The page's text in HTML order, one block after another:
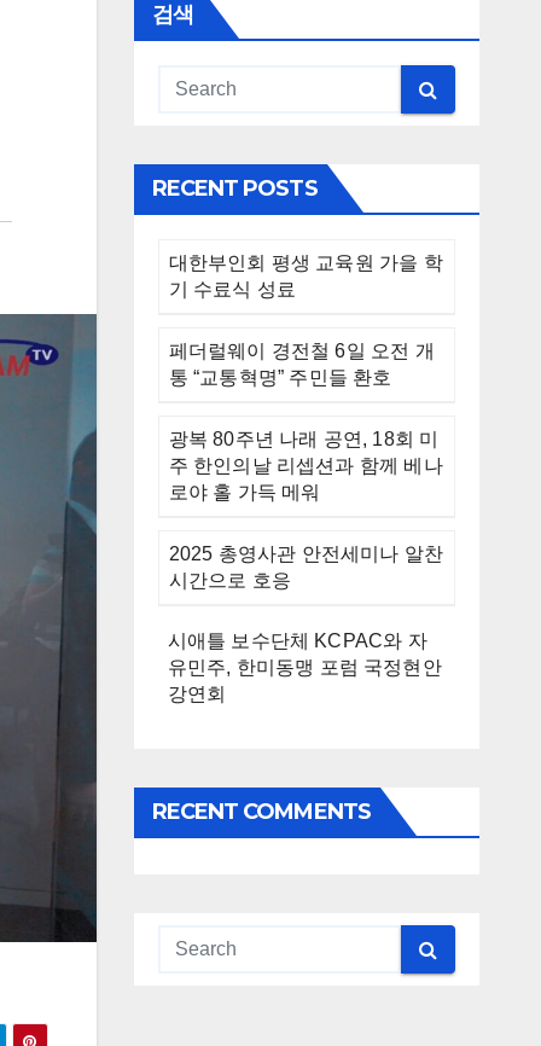
검색
RECENT POSTS
대한부인회 평생 교육원 가을 학
기 수료식 성료
페더럴웨이 경전철 6일 오전 개
통 “교통혁명” 주민들 환호
광복 80주년 나래 공연, 18회 미
주 한인의날 리셉션과 함께 베나
로야 홀 가득 메워
2025 총영사관 안전세미나 알찬
시간으로 호응
시애틀 보수단체 KCPAC와 자
유민주, 한미동맹 포럼 국정현안
강연회
RECENT COMMENTS